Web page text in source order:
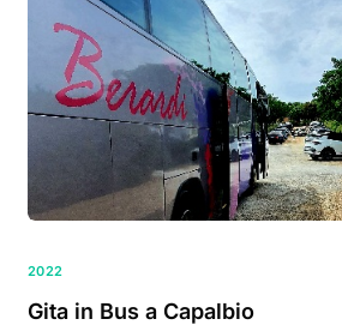
2022
Gita in Bus a Capalbio